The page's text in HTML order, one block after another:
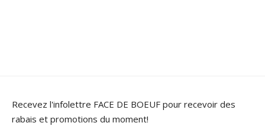
Recevez l'infolettre FACE DE BOEUF pour recevoir des
rabais et promotions du moment!